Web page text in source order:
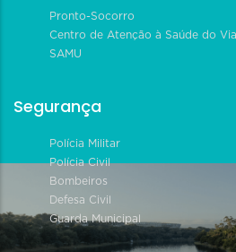
Pronto-Socorro
Centro de Atenção à Saúde do
SAMU
Segurança
Polícia Militar
Polícia Civil
Bombeiros
Defesa Civil
Guarda Municipal